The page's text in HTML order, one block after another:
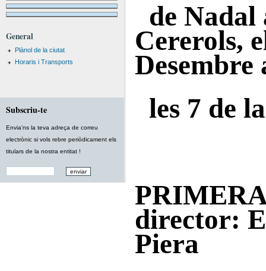
General
Plànol de la ciutat
Horaris i Transports
Subscriu-te
Envia'ns la teva adreça de correu
electrònic si vols rebre periòdicament els
titulars de la nostra entitat !
de
Cererols,
Desembre
les 7 de
director:
Piera